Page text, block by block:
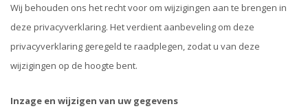
Wij behouden ons het recht voor om wijzigingen aan te brengen in
deze privacyverklaring. Het verdient aanbeveling om deze
privacyverklaring geregeld te raadplegen, zodat u van deze
wijzigingen op de hoogte bent.
Inzage en wijzigen van uw gegevens